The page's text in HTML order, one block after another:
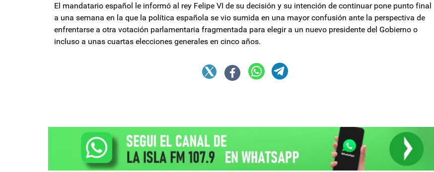
El mandatario español le informó al rey Felipe VI de su decisión y su intención de continuar pone punto final
a una semana en la que la política española se vio sumida en una mayor confusión ante la perspectiva de
enfrentarse a otra votación parlamentaria fragmentada para elegir a un nuevo presidente del Gobierno o
incluso a unas cuartas elecciones generales en cinco años.